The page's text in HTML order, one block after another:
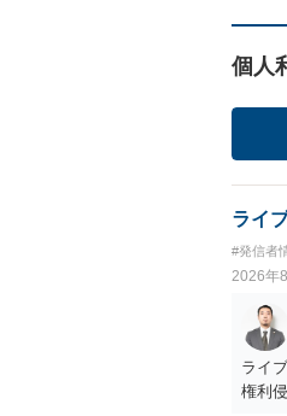
個人
ライ
#発信者
2026年
ライ
権利